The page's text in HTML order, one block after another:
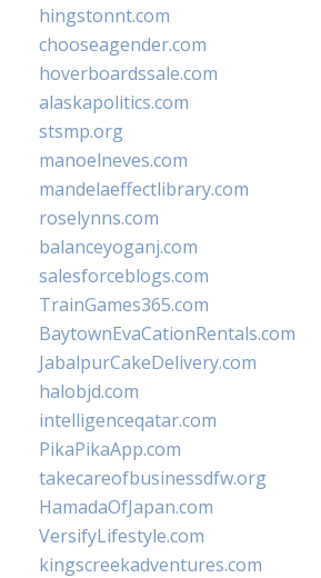
hingstonnt.com
chooseagender.com
hoverboardssale.com
alaskapolitics.com
stsmp.org
manoelneves.com
mandelaeffectlibrary.com
roselynns.com
balanceyoganj.com
salesforceblogs.com
TrainGames365.com
BaytownEvaCationRentals.com
JabalpurCakeDelivery.com
halobjd.com
intelligenceqatar.com
PikaPikaApp.com
takecareofbusinessdfw.org
HamadaOfJapan.com
VersifyLifestyle.com
kingscreekadventures.com